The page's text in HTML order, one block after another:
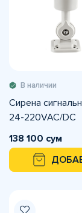
В наличии
Сирена
24-220VAC/DC
138 100 сум